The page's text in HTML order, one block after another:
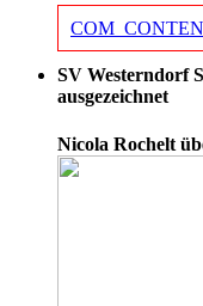
SV Westerndorf
ausgezeichnet
Nicola Rochelt